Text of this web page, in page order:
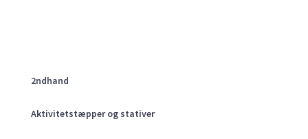
2ndhand
Aktivitetstæpper og stativer